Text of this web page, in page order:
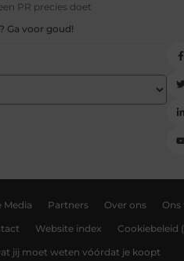
PR precies doet
Ga voor goud!
Media Partners Over ons Ons
Website index Cookiebeleid
jij moet weten vóórdat je koopt